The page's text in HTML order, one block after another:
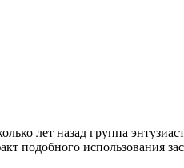
лет назад группа
подобного использования